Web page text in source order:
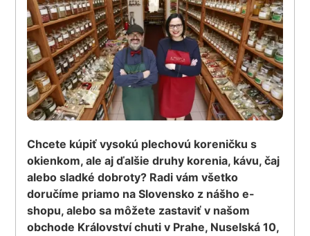
Chcete kúpiť vysokú plechovú koreničku s
okienkom, ale aj ďalšie druhy korenia, kávu, čaj
alebo sladké dobroty? Radi vám všetko
doručíme priamo na Slovensko z nášho e-
shopu, alebo sa môžete zastaviť v našom
obchode Království chuti v Prahe, Nuselská 10,